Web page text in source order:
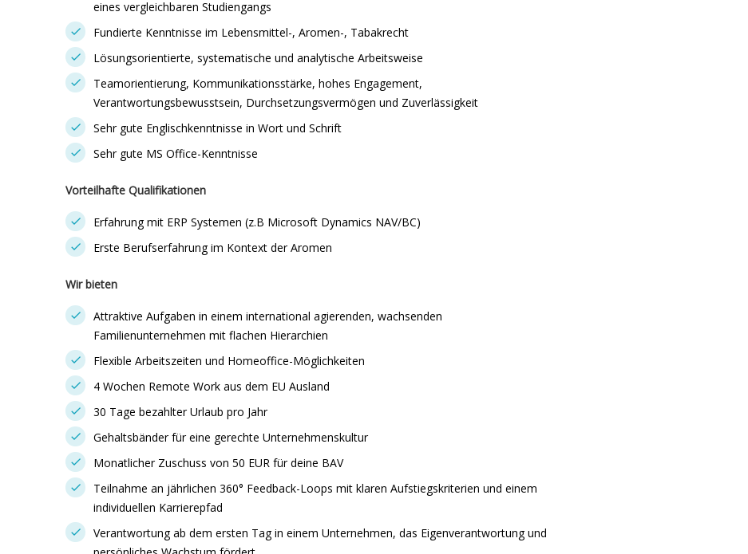
eines vergleichbaren Studiengangs
Fundierte Kenntnisse im Lebensmittel-, Aromen-, Tabakrecht
Lösungsorientierte, systematische und analytische Arbeitsweise
Teamorientierung, Kommunikationsstärke, hohes Engagement,
Verantwortungsbewusstsein, Durchsetzungsvermögen und Zuverlässigkeit
Sehr gute Englischkenntnisse in Wort und Schrift
Sehr gute MS Office-Kenntnisse
Vorteilhafte Qualifikationen
Erfahrung mit ERP Systemen (z.B Microsoft Dynamics NAV/BC)
Erste Berufserfahrung im Kontext der Aromen
Wir bieten
Attraktive Aufgaben in einem international agierenden, wachsenden
Familienunternehmen mit flachen Hierarchien
Flexible Arbeitszeiten und Homeoffice-Möglichkeiten
4 Wochen Remote Work aus dem EU Ausland
30 Tage bezahlter Urlaub pro Jahr
Gehaltsbänder für eine gerechte Unternehmenskultur
Monatlicher Zuschuss von 50 EUR für deine BAV
Teilnahme an jährlichen 360° Feedback-Loops mit klaren Aufstiegskriterien und einem
individuellen Karrierepfad
Verantwortung ab dem ersten Tag in einem Unternehmen, das Eigenverantwortung und